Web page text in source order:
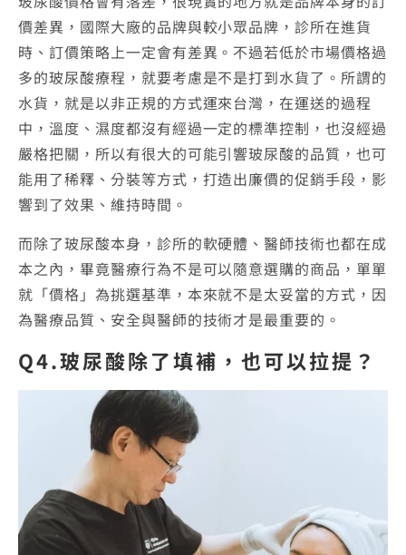
價差異，國際大廠的品牌與較小眾品牌，診所在進貨
時、訂價策略上一定會有差異。不過若低於市場價格過
多的玻尿酸療程，就要考慮是不是打到水貨了。所謂的
水貨，就是以非正規的方式運來台灣，在運送的過程
中，溫度、濕度都沒有經過一定的標準控制，也沒經過
嚴格把關，所以有很大的可能引響玻尿酸的品質，也可
能用了稀釋、分裝等方式，打造出廉價的促銷手段，影
響到了效果、維持時間。
而除了玻尿酸本身，診所的軟硬體、醫師技術也都在成
本之內，畢竟醫療行為不是可以隨意選購的商品，單單
就「價格」為挑選基準，本來就不是太妥當的方式，因
為醫療品質、安全與醫師的技術才是最重要的。
Q4.玻尿酸除了填補，也可以拉提？